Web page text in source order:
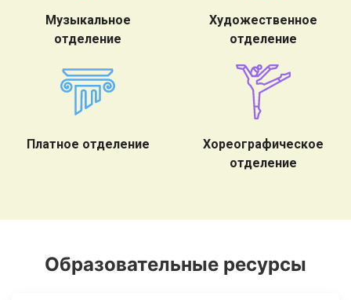
Музыкальное
отделение
Художественное
отделение
Платное отделение
Хореографическое
отделение
Образовательные ресурсы